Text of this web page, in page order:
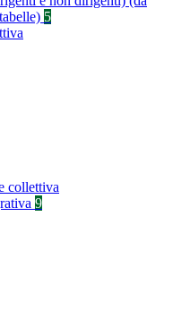
5
collettiva
9